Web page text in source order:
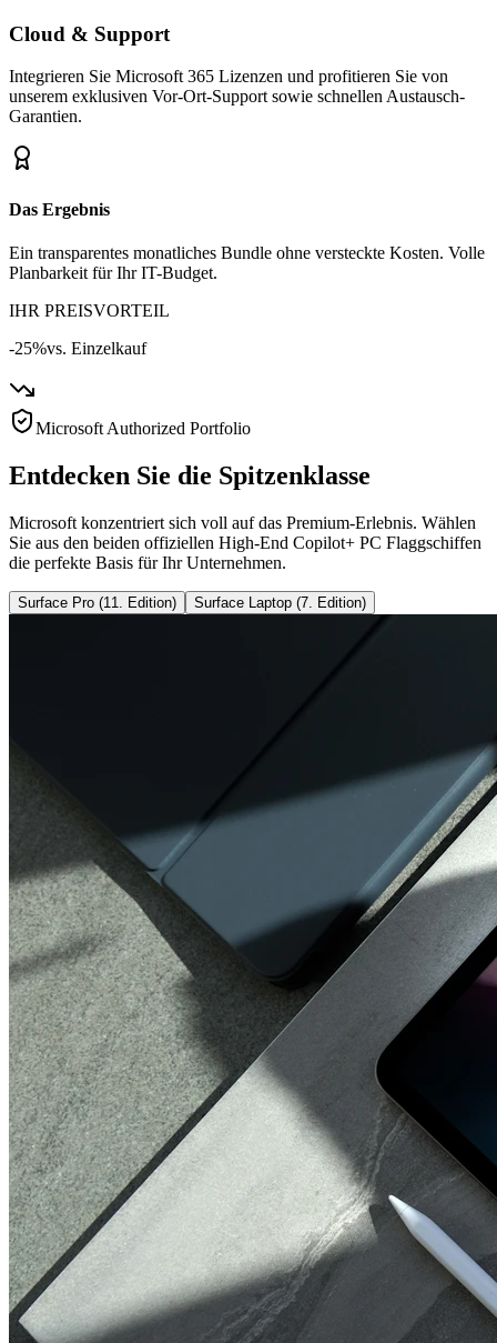
Cloud & Support
Integrieren Sie Microsoft 365 Lizenzen und profitieren Sie von
unserem exklusiven Vor-Ort-Support sowie schnellen Austausch-
Garantien.
Das Ergebnis
Ein transparentes monatliches Bundle ohne versteckte Kosten. Volle
Planbarkeit für Ihr IT-Budget.
IHR PREISVORTEIL
-25%vs. Einzelkauf
Microsoft Authorized Portfolio
Entdecken Sie die Spitzenklasse
Microsoft konzentriert sich voll auf das Premium-Erlebnis. Wählen
Sie aus den beiden offiziellen High-End Copilot+ PC Flaggschiffen
die perfekte Basis für Ihr Unternehmen.
Surface Pro (11. Edition) Surface Laptop (7. Edition)